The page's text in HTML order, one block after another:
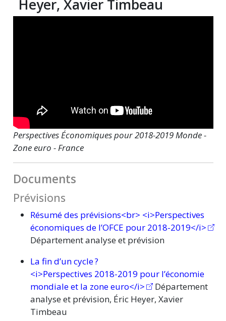
Heyer, Xavier Timbeau
Perspectives Économiques pour 2018-2019 Monde -
Zone euro - France
Documents
Prévisions
Résumé des prévisions<br> <i>Perspectives
économiques de l’OFCE pour 2018-2019</i>
Département analyse et prévision
La fin d’uncycle ?
<i>Perspectives 2018-2019 pour l’économie
mondiale et la zone euro</i>
Département
analyse et prévision, Éric Heyer, Xavier
Timbeau